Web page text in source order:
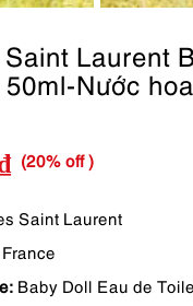
Laurent
50ml-Nước
Giá
gốc
là:
1,350,000 ₫.
Giá
hiện
tại
là:
(20% off )
Saint Laurent
Baby Doll Eau de